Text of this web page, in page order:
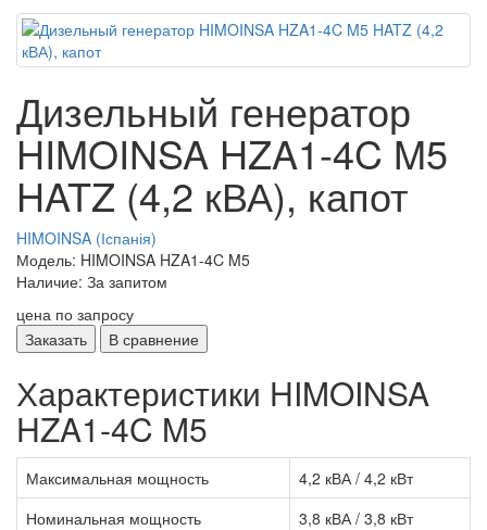
Дизельный генератор
HIMOINSA HZA1-4C M5
HATZ (4,2 кВА), капот
HIMOINSA (Іспанія)
Модель: HIMOINSA HZA1-4C M5
Наличие: За запитом
цена по запросу
Заказать
В сравнение
Характеристики HIMOINSA
HZA1-4C M5
Максимальная мощность
4,2 кВА / 4,2 кВт
Номинальная мощность
3,8 кВА / 3,8 кВт